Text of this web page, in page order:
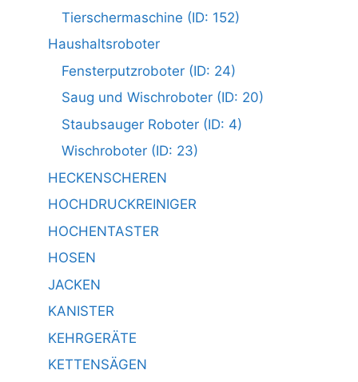
Tierschermaschine (ID: 152)
Haushaltsroboter
Fensterputzroboter (ID: 24)
Saug und Wischroboter (ID: 20)
Staubsauger Roboter (ID: 4)
Wischroboter (ID: 23)
HECKENSCHEREN
HOCHDRUCKREINIGER
HOCHENTASTER
HOSEN
JACKEN
KANISTER
KEHRGERÄTE
KETTENSÄGEN